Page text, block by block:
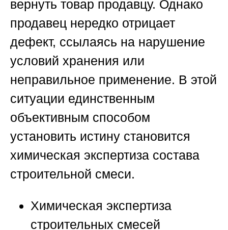
вернуть товар продавцу. Однако
продавец нередко отрицает
дефект, ссылаясь на нарушение
условий хранения или
неправильное применение. В этой
ситуации единственным
объективным способом
установить истину становится
химическая экспертиза состава
строительной смеси.
Химическая экспертиза
строительных смесей